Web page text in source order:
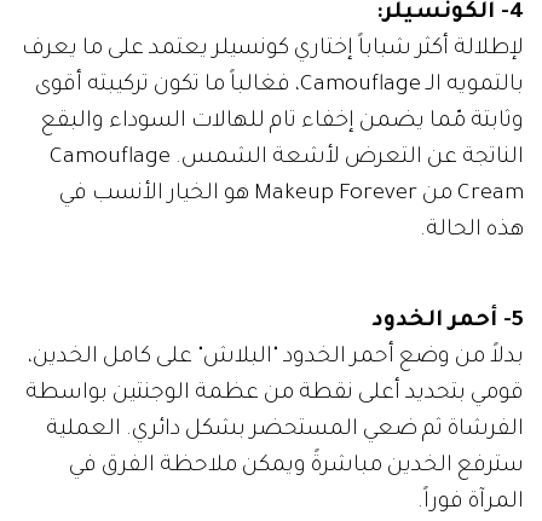
4- الكونسيلر:
لإطلالة أكثر شباباً إختاري كونسيلر يعتمد على ما يعرف
بالتمويه الـ Camouflage، فغالباً ما تكون تركيبته أقوى
وثابتة مّما يضمن إخفاء تام للهالات السوداء والبقع
الناتجة عن التعرض لأشعة الشمس. Camouflage
Cream من Makeup Forever هو الخيار الأنسب في
هذه الحالة.
5- أحمر الخدود
بدلاً من وضع أحمر الخدود "البلاش" على كامل الخدين،
قومي بتحديد أعلى نقطة من عظمة الوجنتين بواسطة
الفرشاة ثم ضعي المستحضر بشكل دائري. العملية
سترفع الخدين مباشرةً ويمكن ملاحظة الفرق في
المرآة فوراً.